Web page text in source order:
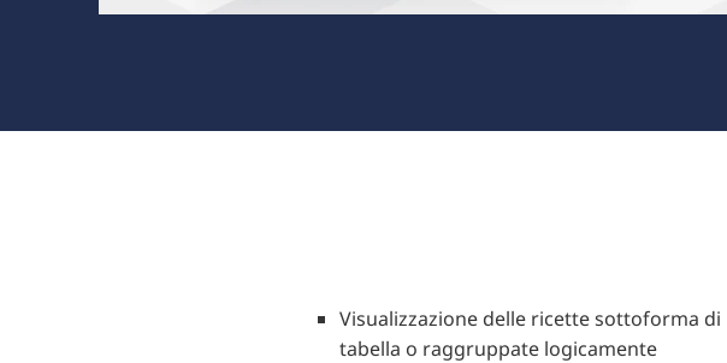
Visualizzazione delle ricette sottoforma di
tabella o raggruppate logicamente